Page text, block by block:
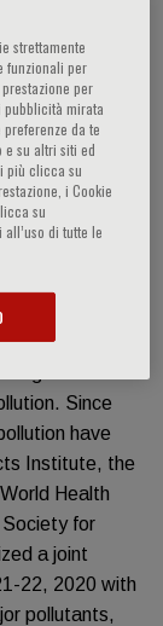
international
and
Since
have
Institute, the
Health
for
a joint
22, 2020 with
pollutants,
strettamente
funzionali per
per
pubblicità mirata
da te
e su altri siti ed
più clicca su
i Cookie
su
all’uso di tutte le